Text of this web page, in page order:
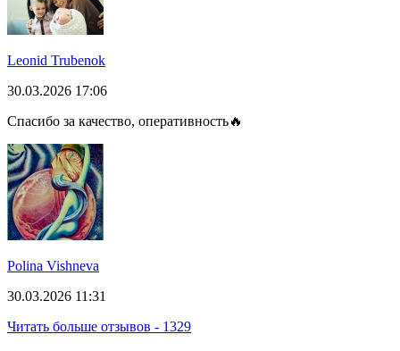
Leonid Trubenok
30.03.2026 17:06
Спасибо за качество, оперативность🔥
Polina Vishneva
30.03.2026 11:31
Читать больше отзывов - 1329